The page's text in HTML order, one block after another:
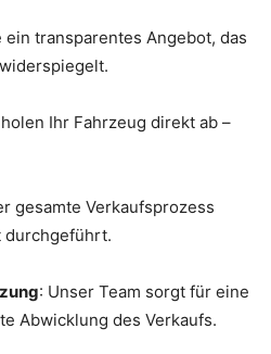
ein transparentes Angebot, das
Ihr Fahrzeug direkt ab –
gesamte Verkaufsprozess
durchgeführt.
: Unser Team sorgt für eine
Abwicklung des Verkaufs.